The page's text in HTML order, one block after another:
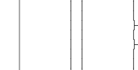
│   │
│   │
│   │
│   │